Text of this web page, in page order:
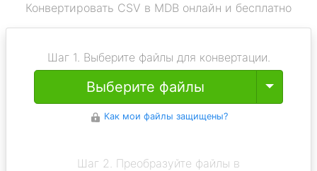
Конвертировать CSV в MDB онлайн и бесплатно
Шаг 1. Выберите файлы для конвертации.
Выберите файлы Toggle
Как мои файлы защищены?
Шаг 2. Преобразуйте файлы в